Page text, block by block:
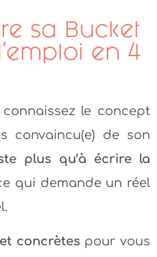
sa Bucket
en 4
le concept
convaincu(e) de son
plus qu’à écrire la
qui demande un réel
concrètes pour vous